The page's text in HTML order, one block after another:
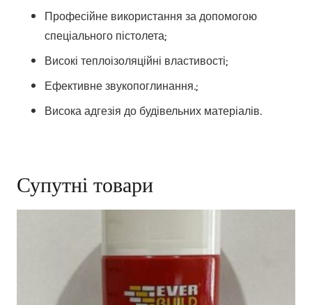
Професійне використання за допомогою
спеціального пістолета;
Високі теплоізоляційні властивості;
Ефективне звукопоглинання.;
Висока адгезія до будівельних матеріалів.
Супутні товари